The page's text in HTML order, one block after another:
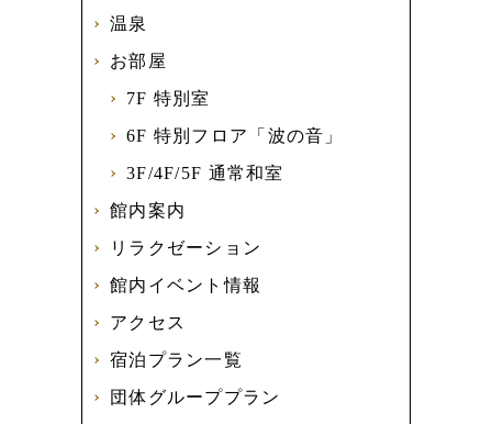
温泉
お部屋
7F 特別室
6F 特別フロア「波の音」
3F/4F/5F 通常和室
館内案内
リラクゼーション
館内イベント情報
アクセス
宿泊プラン一覧
団体グループプラン